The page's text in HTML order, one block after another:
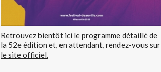
Retrouvez bientôt ici le programme détaillé de
la 52e édition et, en attendant, rendez-vous sur
le site officiel.